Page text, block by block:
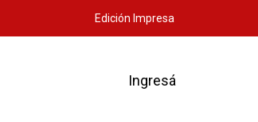
Edición Impresa
Ingresá